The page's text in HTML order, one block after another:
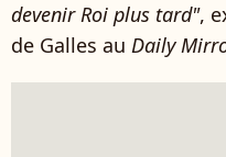
devenir Roi plus tard",
de Galles au Daily